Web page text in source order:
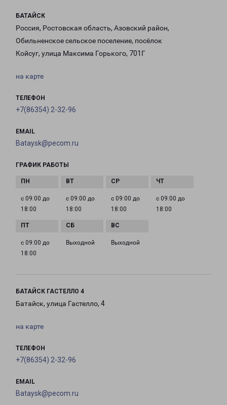
БАТАЙСК
Россия, Ростовская область, Азовский район,
Обильненское сельское поселение, посёлок
Койсуг, улица Максима Горького, 701Г
на карте
ТЕЛЕФОН
+7(86354) 2-32-96
EMAIL
Bataysk@pecom.ru
ГРАФИК РАБОТЫ
с 09:00 до
18:00
с 09:00 до
18:00
с 09:00 до
18:00
с 09:00 до
18:00
с 09:00 до
18:00
Выходной Выходной
БАТАЙСК ГАСТЕЛЛО 4
Батайск, улица Гастелло, 4
на карте
ТЕЛЕФОН
+7(86354) 2-32-96
EMAIL
Bataysk@pecom.ru